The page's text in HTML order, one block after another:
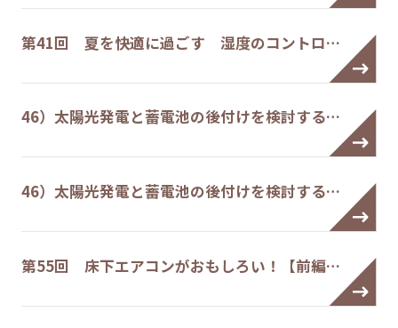
第41回 夏を快適に過ごす 湿度のコントロ…
46）太陽光発電と蓄電池の後付けを検討する…
46）太陽光発電と蓄電池の後付けを検討する…
第55回 床下エアコンがおもしろい！【前編…